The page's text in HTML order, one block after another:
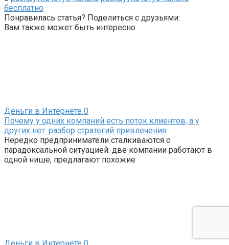
бесплатно
Понравилась статья? Поделиться с друзьями:
Вам также может быть интересно
Деньги в Интернете 0
Почему у одних компаний есть поток клиентов, а у
других нет: разбор стратегий привлечения
Нередко предприниматели сталкиваются с
парадоксальной ситуацией: две компании работают в
одной нише, предлагают похожие